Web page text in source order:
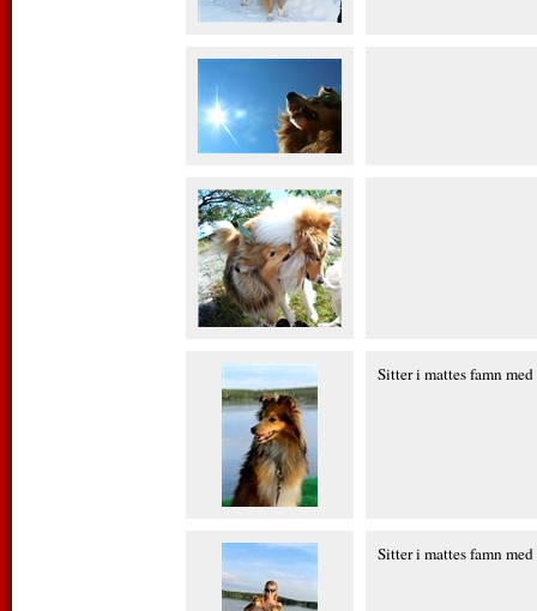
Sitter i mattes famn
Sitter i mattes famn